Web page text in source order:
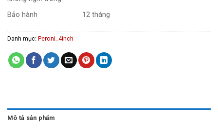
Bảo hành 12 tháng
Danh mục: Peroni_4inch
Mô tả sản phẩm